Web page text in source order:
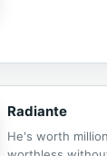
handsome
far from
she's about to
life in Bear
Radiante
He's worth